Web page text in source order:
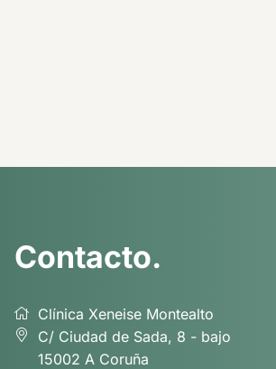
Contacto.
Clínica Xeneise Montealto
C/ Ciudad de Sada, 8 - bajo
15002 A Coruña